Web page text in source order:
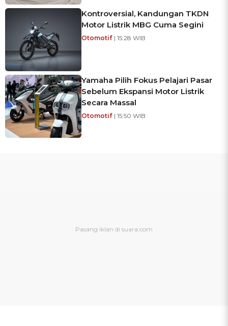
Kontroversial, Kandungan TKDN
Motor Listrik MBG Cuma Segini
Otomotif | 15:28 WIB
Yamaha Pilih Fokus Pelajari Pasar
Sebelum Ekspansi Motor Listrik
Secara Massal
Otomotif | 15:50 WIB